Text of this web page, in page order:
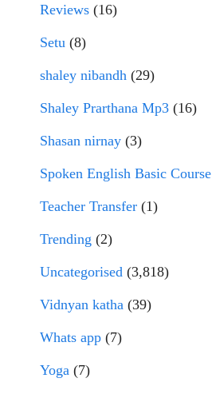
Reviews (16)
Setu (8)
shaley nibandh (29)
Shaley Prarthana Mp3 (16)
Shasan nirnay (3)
Spoken English Basic Course
Teacher Transfer (1)
Trending (2)
Uncategorised (3,818)
Vidnyan katha (39)
Whats app (7)
Yoga (7)